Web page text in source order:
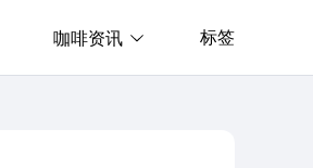
咖啡资讯 标签